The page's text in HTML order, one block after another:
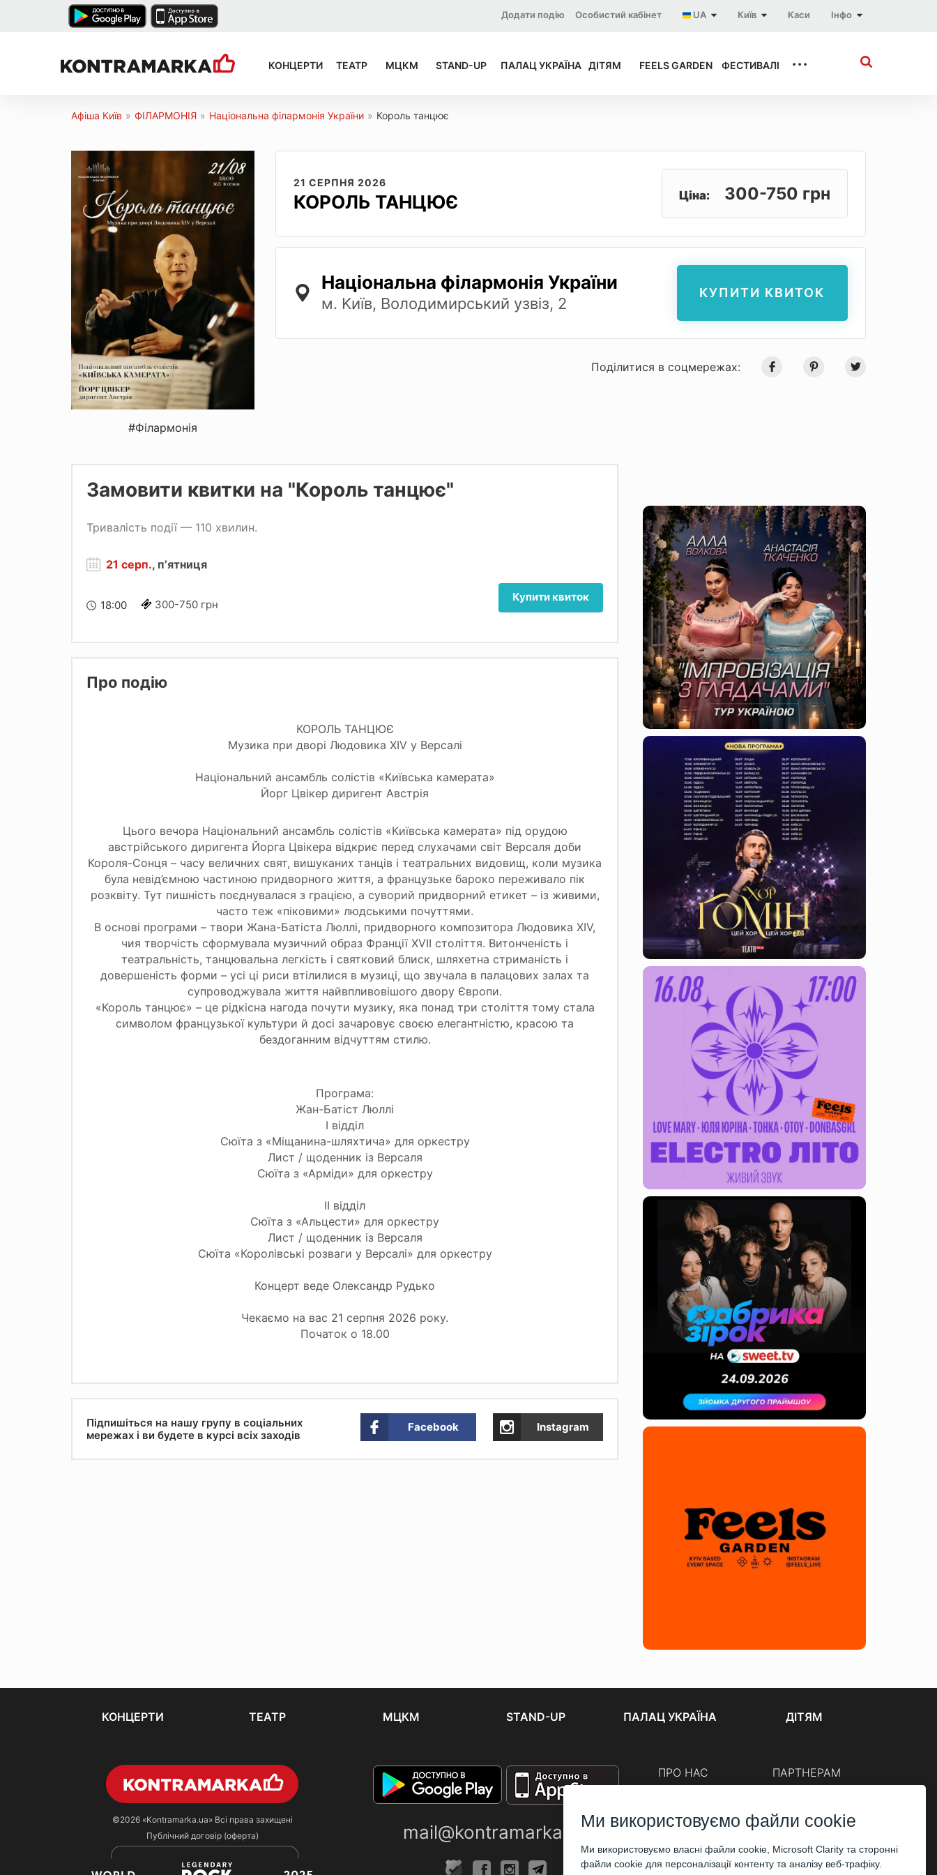
Інфо
Каси
Київ
UA
Особистий кабінет
Додати подію
КОНЦЕРТИ ТЕАТР МЦКМ STAND-UP ПАЛАЦ УКРАЇНА ДІТЯМ FEELS GARDEN ФЕСТИВАЛІ ...
Афіша Київ » ФІЛАРМОНІЯ » Національна філармонія України » Король танцює
#Філармонія
21 СЕРПНЯ 2026
КОРОЛЬ ТАНЦЮЄ Ціна: 300-750 грн
Національна філармонія України
м. Kиїв, Володимирський узвіз, 2
КУПИТИ КВИТОК
Поділитися в соцмережах:
Замовити квитки на "Король танцює"
Тривалість події — 110 хвилин.
21 серп., пʼятниця
18:00 300-750 грн
Купити квиток
Про подію
КОРОЛЬ ТАНЦЮЄ
Музика при дворі Людовика XIV у Версалі
Національний ансамбль солістів «Київська камерата»
Йорг Цвікер диригент Австрія
Цього вечора Національний ансамбль солістів «Київська камерата» під орудою
австрійського диригента Йорга Цвікера відкриє перед слухачами світ Версаля доби
Короля-Сонця – часу величних свят, вишуканих танців і театральних видовищ, коли музика
була невід’ємною частиною придворного життя, а французьке бароко переживало пік
розквіту. Тут пишність поєднувалася з грацією, а суворий придворний етикет – із живими,
часто теж «піковими» людськими почуттями.
В основі програми – твори Жана-Батіста Люллі, придворного композитора Людовика XIV,
чия творчість сформувала музичний образ Франції XVII століття. Витонченість і
театральність, танцювальна легкість і святковий блиск, шляхетна стриманість і
довершеність форми – усі ці риси втілилися в музиці, що звучала в палацових залах та
супроводжувала життя найвпливовішого двору Європи.
«Король танцює» – це рідкісна нагода почути музику, яка понад три століття тому стала
символом французької культури й досі зачаровує своєю елегантністю, красою та
бездоганним відчуттям стилю.
Програма:
Жан-Батіст Люллі
І відділ
Сюїта з «Міщанина-шляхтича» для оркестру
Лист / щоденник із Версаля
Сюїта з «Арміди» для оркестру
ІІ відділ
Сюїта з «Альцести» для оркестру
Лист / щоденник із Версаля
Сюїта «Королівські розваги у Версалі» для оркестру
Концерт веде Олександр Рудько
Чекаємо на вас 21 серпня 2026 року.
Початок о 18.00
Підпишіться на нашу групу в соціальних
мережах і ви будете в курсі всіх заходів
Facebook Instagram
КОНЦЕРТИ ТЕАТР МЦКМ STAND-UP ПАЛАЦ УКРАЇНА ДІТЯМ
©2026 «Kontramarka.ua»Всі права захищені
Публічний договір (оферта)
mail@kontramarka.ua
ПРО НАС ПАРТНЕРАМ
Корпоративним клієнтам
Ми використовуємо файли cookie
Ми використовуємо власні файли cookie, Microsoft Clarity та сторонні
файли cookie для персоналізації контенту та аналізу веб-трафіку.